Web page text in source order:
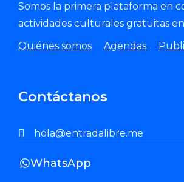
Somos la primera plataforma en
actividades culturales gratuitas
Quiénes somos
Agendas
Contáctanos
hola@entradalibre.me
WhatsApp